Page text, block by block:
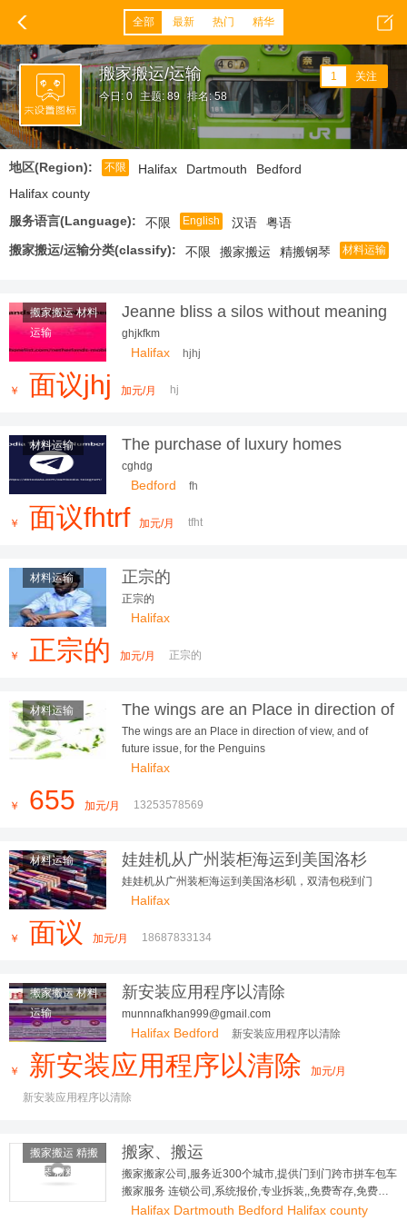
全部 最新 热门 精华
搬家搬运/运输
今日: 0 主题: 89 排名: 58
1 关注
地区(Region): 不限 Halifax Dartmouth
Bedford
Halifax county
服务语言(Language):
不限 English 汉语
粤语
搬家搬运/运输分类(classify):
不限 搬家搬运 精搬钢琴 材料运输
搬家搬运 材料
运输
Jeanne bliss a silos without meaning
a problem
ghjkfkm
Halifax hjhj
￥ 面议jhj 加元/月 hj
材料运输
The purchase of luxury homes
'hands-on' reaches 70% of
transactions in London
cghdg
Bedford fh
￥ 面议fhtrf 加元/月 tfht
材料运输 正宗的
正宗的
Halifax
￥ 正宗的 加元/月 正宗的
材料运输
The wings are an Place in direction of
view, and of future issue, for the P...
The wings are an Place in direction of view, and of
future issue, for the Penguins
Halifax
￥ 655 加元/月 13253578569
材料运输
娃娃机从广州装柜海运到美国洛杉
矶，双清包税到门
娃娃机从广州装柜海运到美国洛杉矶，双清包税到门
Halifax
￥ 面议 加元/月 18687833134
搬家搬运 材料
运输
新安装应用程序以清除
munnnafkhan999@gmail.com
Halifax Bedford 新安装应用程序以清除
￥ 新安装应用程序以清除 加元/月
新安装应用程序以清除
搬家搬运 精搬
钢琴 材料运
搬家、搬运
搬家搬家公司,服务近300个城市,提供门到门跨市拼车包车
搬家服务 连锁公司,系统报价,专业拆装,,免费寄存,免费评
估,全程保险
Halifax Dartmouth Bedford Halifax county